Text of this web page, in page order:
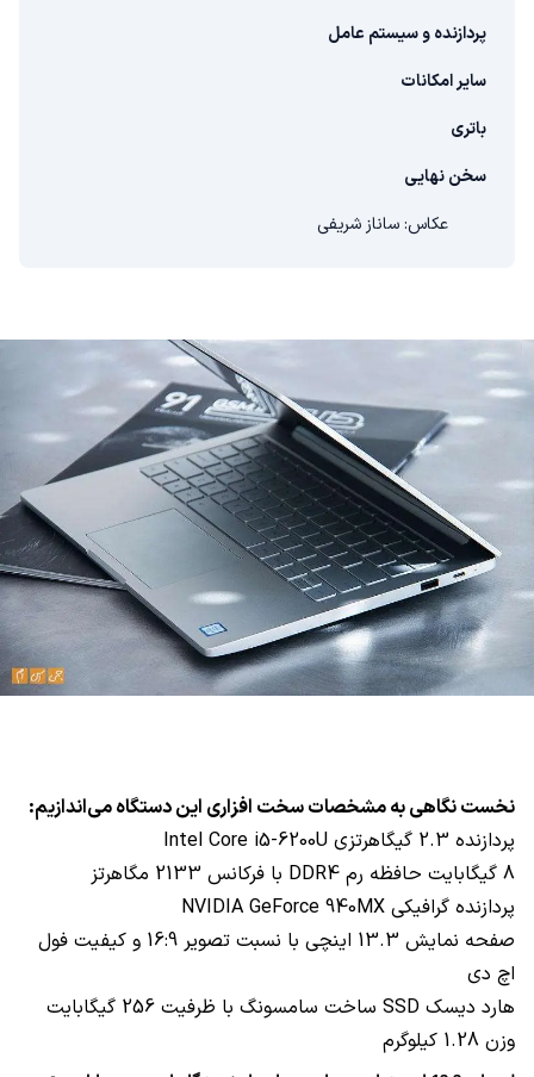
پردازنده و سیستم عامل
سایر امکانات
باتری
سخن نهایی
عکاس: ساناز شریفی
نخست نگاهی به مشخصات سخت افزاری این دستگاه می‌اندازیم:
پردازنده 2.3 گیگاهرتزی
Intel Core i5-6200U
8 گیگابایت حافظه رم
DDR4 با فرکانس 2133 مگاهرتز
پردازنده گرافیکی NVIDIA GeForce 940MX
صفحه نمایش 13.3 اینچی با نسبت تصویر 16:9 و کیفیت فول
اچ دی
هارد دیسک SSD ساخت سامسونگ با ظرفیت 256 گیگابایت
وزن 1.28 کیلوگرم